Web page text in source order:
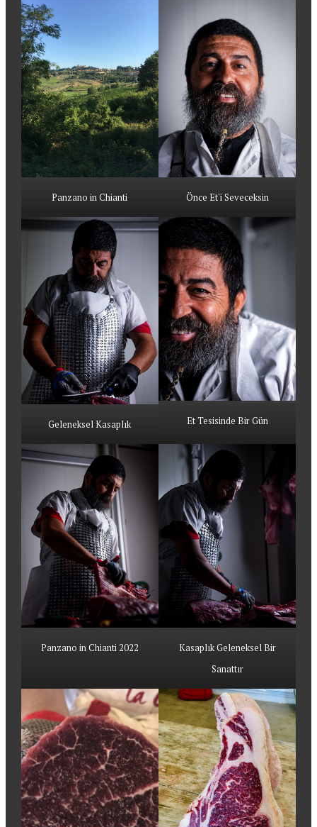
Panzano in Chianti Önce Et'i Seveceksin
Geleneksel Kasaplık Et Tesisinde Bir Gün
Panzano in Chianti 2022
Kasaplık Geleneksel Bir
Sanattır